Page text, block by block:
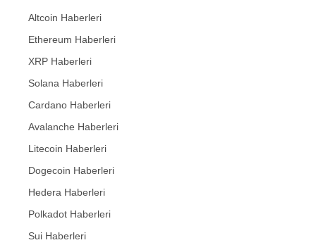
Altcoin Haberleri
Ethereum Haberleri
XRP Haberleri
Solana Haberleri
Cardano Haberleri
Avalanche Haberleri
Litecoin Haberleri
Dogecoin Haberleri
Hedera Haberleri
Polkadot Haberleri
Sui Haberleri